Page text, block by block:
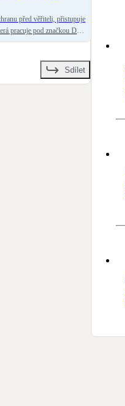
před věřiteli, přistupuje
pracuje pod značkou Dům
zůstane jen kolem třiceti
odchod z německého
Sdílet